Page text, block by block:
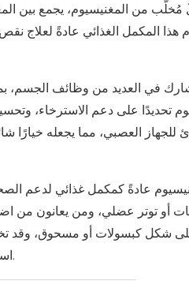
من المغنيسيوم، يجمع بين
في العديد من وظائف الجسم،
تحديدًا على دعم الاسترخاء،
عادةً كمكمل غذائي لدعم
أو توتر عضلي، ومن يعانون من
شكل كبسولات أو مسحوق، وقد
استشارة مقدم الرعاية الصحية دائمًا قبل البدء بأي نظام غذائي جديد.